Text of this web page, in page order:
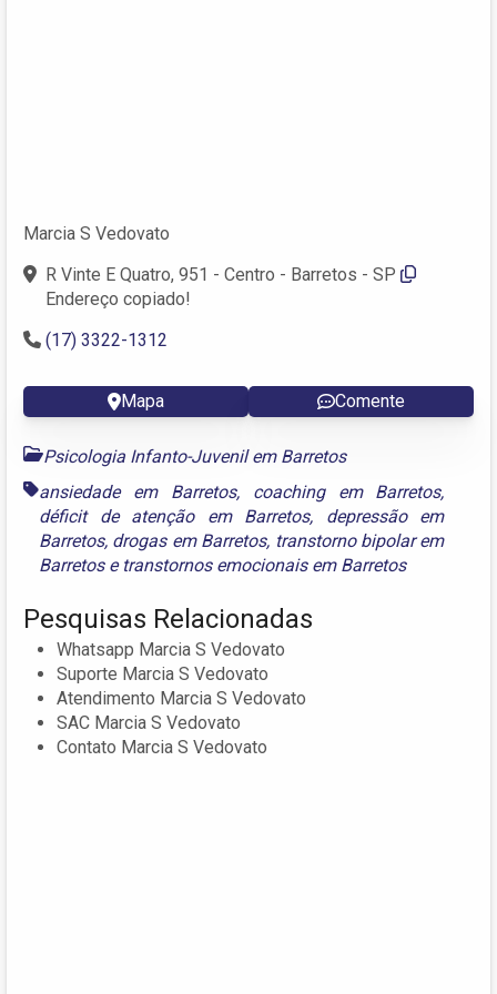
Marcia S Vedovato
R Vinte E Quatro, 951 - Centro - Barretos - SP
Endereço copiado!
(17) 3322-1312
Mapa Comente
Psicologia Infanto-Juvenil em Barretos
ansiedade em Barretos, coaching em Barretos,
déficit de atenção em Barretos, depressão em
Barretos, drogas em Barretos, transtorno bipolar em
Barretose transtornos emocionais em Barretos
Pesquisas Relacionadas
Whatsapp Marcia S Vedovato
Suporte Marcia S Vedovato
Atendimento Marcia S Vedovato
SAC Marcia S Vedovato
Contato Marcia S Vedovato